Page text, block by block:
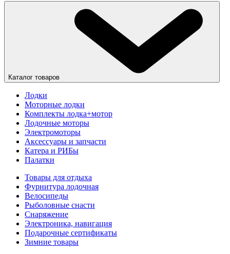
Каталог товаров
Лодки
Моторные лодки
Комплекты лодка+мотор
Лодочные моторы
Электромоторы
Аксессуары и запчасти
Катера и РИБы
Палатки
Товары для отдыха
Фурнитура лодочная
Велосипеды
Рыболовные снасти
Снаряжение
Электроника, навигация
Подарочные сертификаты
Зимние товары